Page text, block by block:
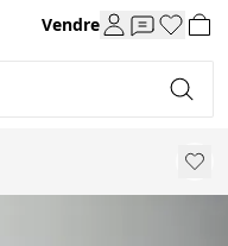
Vendre